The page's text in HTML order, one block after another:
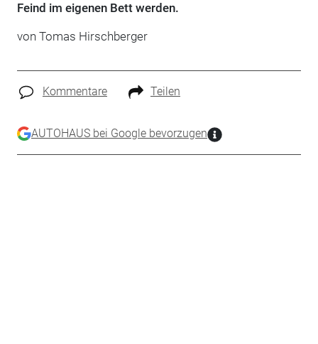
Feind im eigenen Bett werden.
von Tomas Hirschberger
Kommentare Teilen
AUTOHAUS bei Google bevorzugen